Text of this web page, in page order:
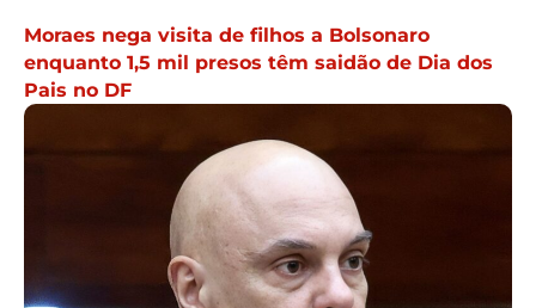
Moraes nega visita de filhos a Bolsonaro
enquanto 1,5 mil presos têm saidão de Dia dos
Pais no DF